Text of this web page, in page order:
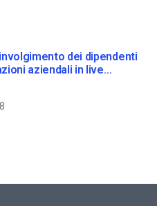
dei dipendenti
aziendali in live